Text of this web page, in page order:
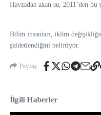
Havzadan akan su, 2011’den bu
Bilim insanları, iklim
şiddetlendiğini belirtiyor.
Paylaş
İlgili Haberler